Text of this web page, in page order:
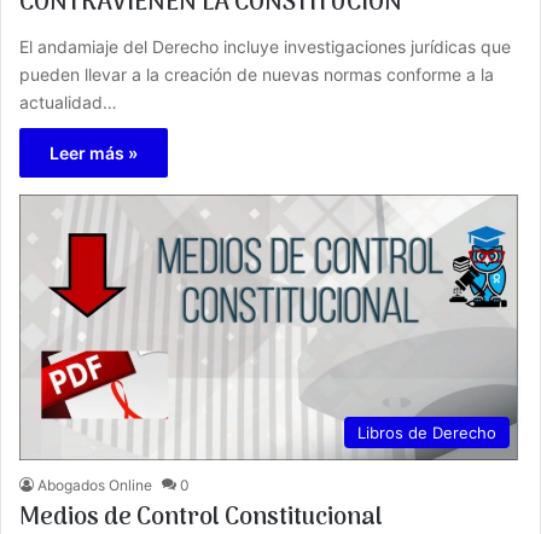
El andamiaje del Derecho incluye investigaciones jurídicas que
pueden llevar a la creación de nuevas normas conforme a la
actualidad…
Leer más »
Libros de Derecho
Abogados Online 0
Medios de Control Constitucional